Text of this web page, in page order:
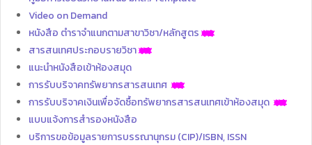
Video on Demand
หนังสือ ตำราจำแนกตามสาขาวิชา/หลักสูตร
สารสนเทศประกอบรายวิชา
แนะนำหนังสือเข้าห้องสมุด
การรับบริจาคทรัพยากรสารสนเทศ
การรับบริจาคเงินเพื่อจัดซื้อทรัพยากรสารสนเทศเข้าห้องสมุด
แบบแจ้งการสำรองหนังสือ
บริการขอข้อมูลรายการบรรณานุกรม (CIP)/ISBN, ISSN